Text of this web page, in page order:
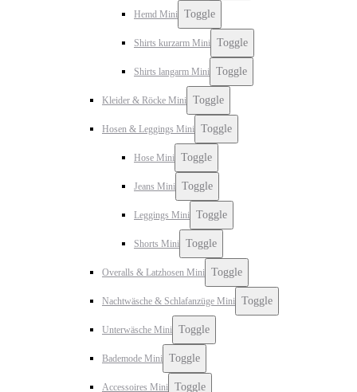
Hemd Mini Toggle
Shirts kurzarm Mini Toggle
Shirts langarm Mini Toggle
Kleider & Röcke Mini Toggle
Hosen & Leggings Mini Toggle
Hose Mini Toggle
Jeans Mini Toggle
Leggings Mini Toggle
Shorts Mini Toggle
Overalls & Latzhosen Mini Toggle
Nachtwäsche & Schlafanzüge Mini Toggle
Unterwäsche Mini Toggle
Bademode Mini Toggle
Accessoires Mini Toggle